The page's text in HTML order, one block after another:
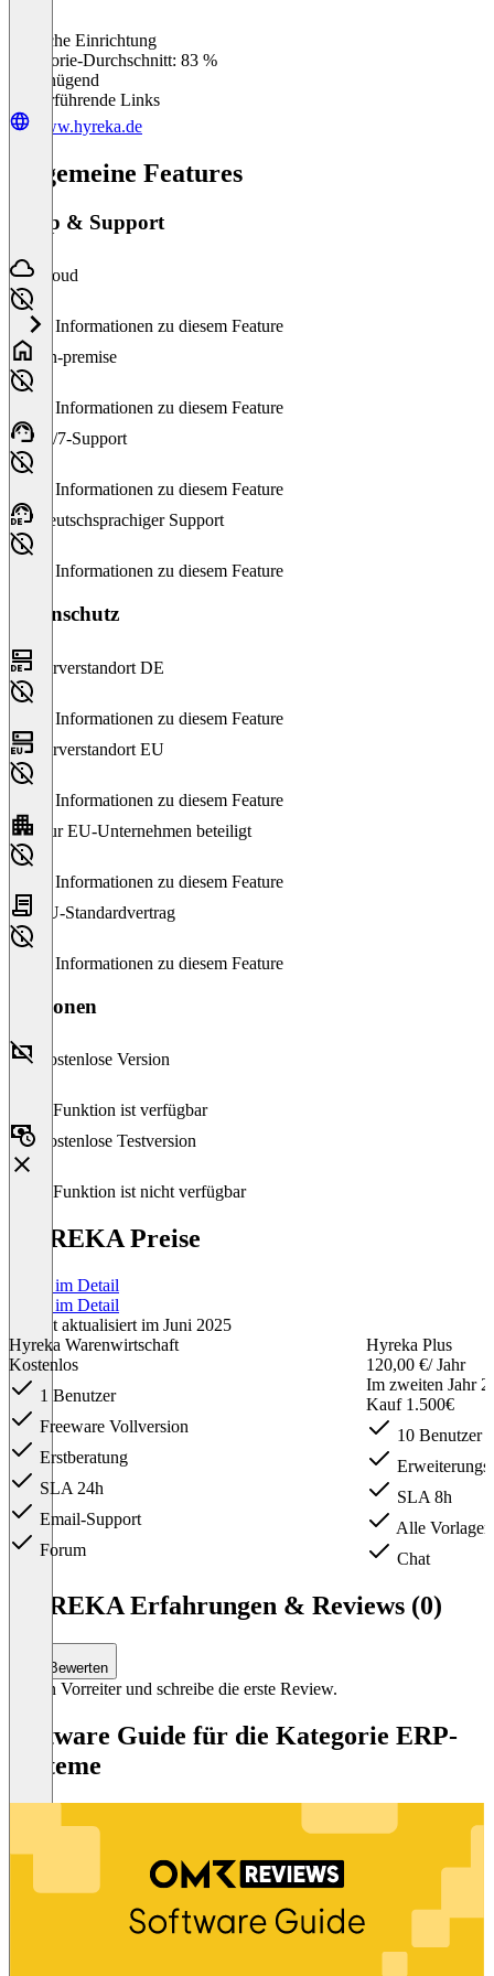
Einfache Einrichtung
Kategorie-Durchschnitt: 83 %
Ungenügend
Weiterführende Links
www.hyreka.de
Allgemeine Features
Setup & Support
Cloud
Keine Informationen zu diesem Feature
On-premise
Keine Informationen zu diesem Feature
24/7-Support
Keine Informationen zu diesem Feature
Deutschsprachiger Support
Keine Informationen zu diesem Feature
Datenschutz
Serverstandort DE
Keine Informationen zu diesem Feature
Serverstandort EU
Keine Informationen zu diesem Feature
Nur EU-Unternehmen beteiligt
Keine Informationen zu diesem Feature
EU-Standardvertrag
Keine Informationen zu diesem Feature
Versionen
Kostenlose Version
Diese Funktion ist verfügbar
Kostenlose Testversion
Diese Funktion ist nicht verfügbar
HYREKA Preise
Preise im Detail
Preise im Detail
Zuletzt aktualisiert im Juni 2025
Hyreka Warenwirtschaft
Kostenlos
1 Benutzer
Freeware Vollversion
Erstberatung
SLA 24h
Email-Support
Forum
Hyreka Plus
120,00 €/ Jahr
Im zweiten Jahr
Kauf 1.500€
10 Benutzer
SLA 8h
Alle
Chat
HYREKA Erfahrungen & Reviews (0)
Bewerten
Sei ein Vorreiter und schreibe die erste Review.
Software Guide für die Kategorie ERP-
Systeme